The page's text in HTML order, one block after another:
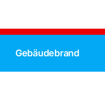
springen
Gebäudebrand